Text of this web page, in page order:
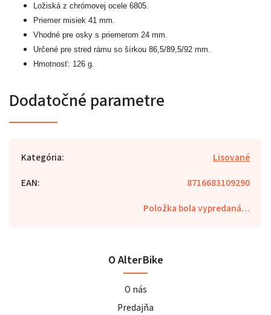
Ložiská z chrómovej ocele 6805.
Priemer misiek 41 mm.
Vhodné pre osky s priemerom 24 mm.
Určené pre stred rámu so šírkou 86,5/89,5/92 mm.
Hmotnosť: 126 g.
Dodatočné parametre
Kategória:
Lisované
EAN:
8716683109290
Položka bola vypredaná…
O AlterBike
O nás
Predajňa